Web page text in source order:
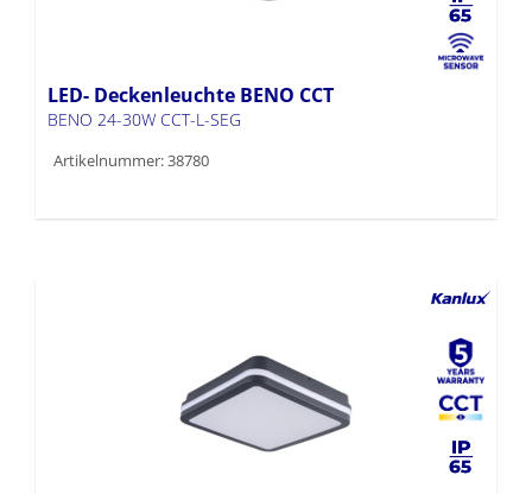
LED- Deckenleuchte BENO CCT
BENO 24-30W CCT-L-SEG
Artikelnummer: 38780